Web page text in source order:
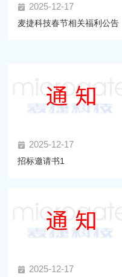
2025-12-17
麦捷科技春节相关福利公告
2025-12-17
招标邀请书1
2025-12-17